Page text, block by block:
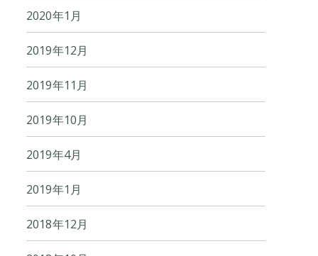
2020年1月
2019年12月
2019年11月
2019年10月
2019年4月
2019年1月
2018年12月